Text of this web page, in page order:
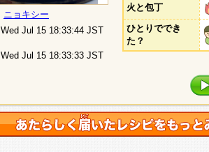
ニョキシー
Wed Jul 15 18:33:44 JST
Wed Jul 15 18:33:33 JST
火と包丁
ひとりででき
た？